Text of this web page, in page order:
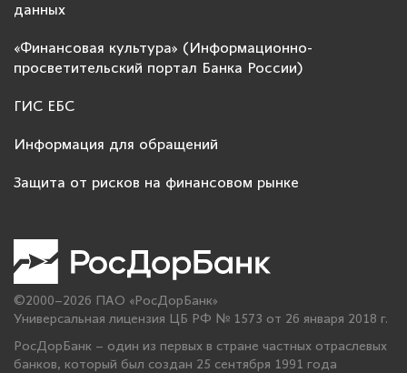
данных
«Финансовая культура» (Информационно-
просветительский портал Банка России)
ГИС ЕБС
Информация для обращений
Защита от рисков на финансовом рынке
©2000–2026 ПАО «РосДорБанк»
Универсальная лицензия ЦБ РФ № 1573 от 26 января 2018 г.
РосДорБанк – один из первых в стране частных отраслевых
банков, который был создан 25 сентября 1991 года